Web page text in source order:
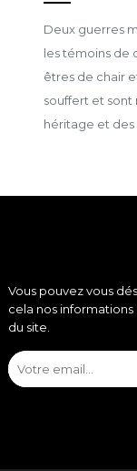
Deux guerres
les témoins de
êtres de chair
souffert et sont
héritage et des
Vous pouvez vous
cela nos
du site.